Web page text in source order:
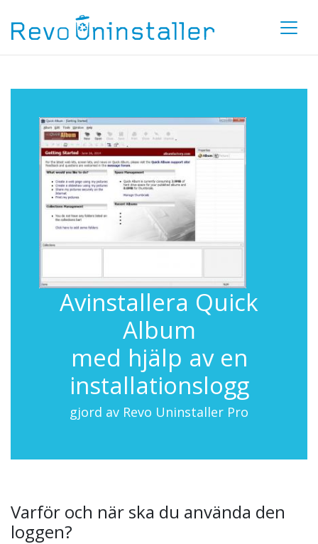
Avinstallera Quick
Album
med hjälp av en
installationslogg
gjord av Revo Uninstaller Pro
Varför och när ska du använda den
loggen?